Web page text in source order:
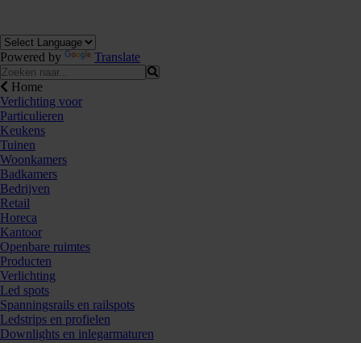
Powered by Translate
Home
Verlichting voor
Particulieren
Keukens
Tuinen
Woonkamers
Badkamers
Bedrijven
Retail
Horeca
Kantoor
Openbare ruimtes
Producten
Verlichting
Led spots
Spanningsrails en railspots
Ledstrips en profielen
Downlights en inlegarmaturen